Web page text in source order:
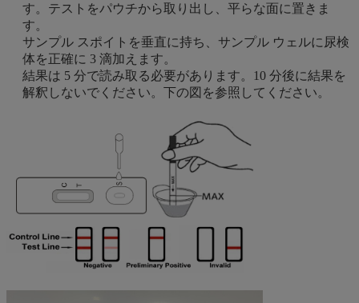
す。テストをパウチから取り出し、平らな面に置きま
す。
サンプル スポイトを垂直に持ち、サンプル ウェルに尿検
体を正確に 3 滴加えます。
結果は 5 分で読み取る必要があります。10 分後に結果を
解釈しないでください。下の図を参照してください。